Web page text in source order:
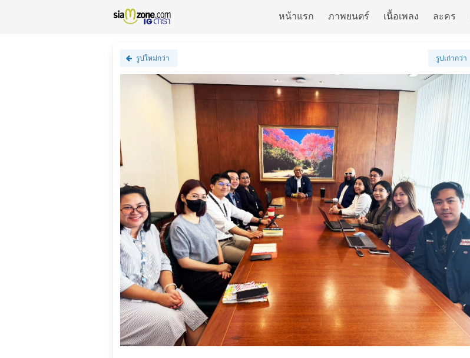
หน้าแรก ภาพยนตร์ เนื้อเพลง ละคร
รูปใหม่กว่า รูปเก่ากว่า